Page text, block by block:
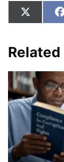
en
X
(
i
t
e
r
)